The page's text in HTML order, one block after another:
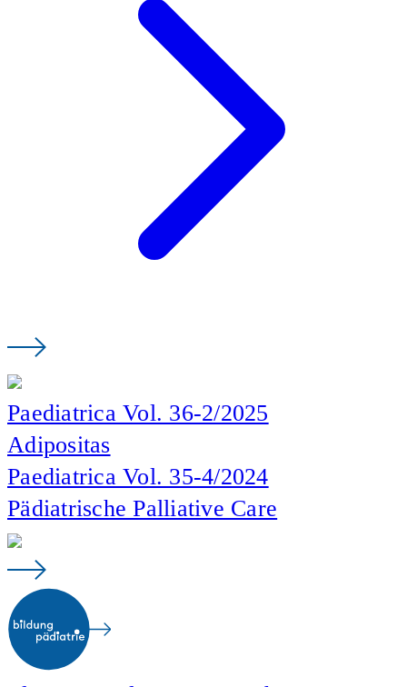
Paediatrica Vol. 36-2/2025
Adipositas
Paediatrica Vol. 35-4/2024
Pädiatrische Palliative Care